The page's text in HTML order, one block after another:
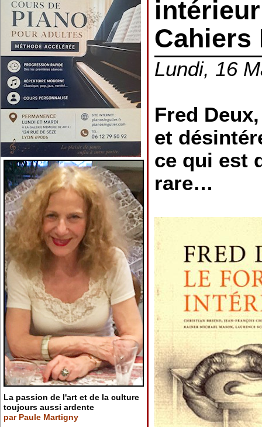
La passion de l'art et de la culture
toujours aussi ardente
par Paule Martigny
Cahiers
Lundi, 16
Fred
et
ce qui est
rare…